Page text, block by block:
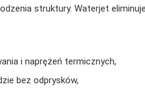
struktury. Waterjet
i naprężeń termicznych,
bez odprysków,